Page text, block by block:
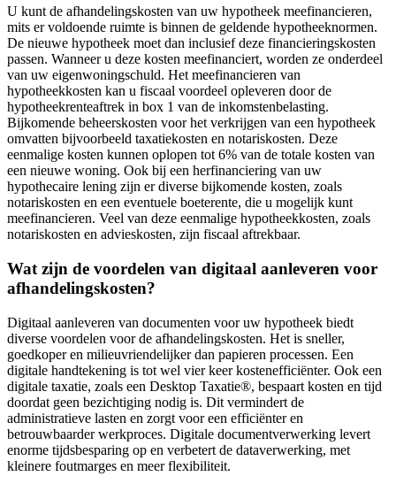
U kunt de afhandelingskosten van uw hypotheek meefinancieren,
mits er voldoende ruimte is binnen de geldende hypotheeknormen.
De nieuwe hypotheek moet dan inclusief deze financieringskosten
passen. Wanneer u deze kosten meefinanciert, worden ze onderdeel
van uw eigenwoningschuld. Het meefinancieren van
hypotheekkosten kan u fiscaal voordeel opleveren door de
hypotheekrenteaftrek in box 1 van de inkomstenbelasting.
Bijkomende beheerskosten voor het verkrijgen van een hypotheek
omvatten bijvoorbeeld taxatiekosten en notariskosten. Deze
eenmalige kosten kunnen oplopen tot 6% van de totale kosten van
een nieuwe woning. Ook bij een herfinanciering van uw
hypothecaire lening zijn er diverse bijkomende kosten, zoals
notariskosten en een eventuele boeterente, die u mogelijk kunt
meefinancieren. Veel van deze eenmalige hypotheekkosten, zoals
notariskosten en advieskosten, zijn fiscaal aftrekbaar.
Wat zijn de voordelen van digitaal aanleveren voor
afhandelingskosten?
Digitaal aanleveren van documenten voor uw hypotheek biedt
diverse voordelen voor de afhandelingskosten. Het is sneller,
goedkoper en milieuvriendelijker dan papieren processen. Een
digitale handtekening is tot wel vier keer kostenefficiënter. Ook een
digitale taxatie, zoals een Desktop Taxatie®, bespaart kosten en tijd
doordat geen bezichtiging nodig is. Dit vermindert de
administratieve lasten en zorgt voor een efficiënter en
betrouwbaarder werkproces. Digitale documentverwerking levert
enorme tijdsbesparing op en verbetert de dataverwerking, met
kleinere foutmarges en meer flexibiliteit.